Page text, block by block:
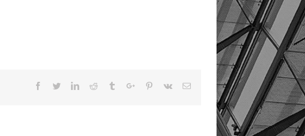
Facebook
TwitterLinkedinReddit TumblrGoogle+Pinterest
Vk Email